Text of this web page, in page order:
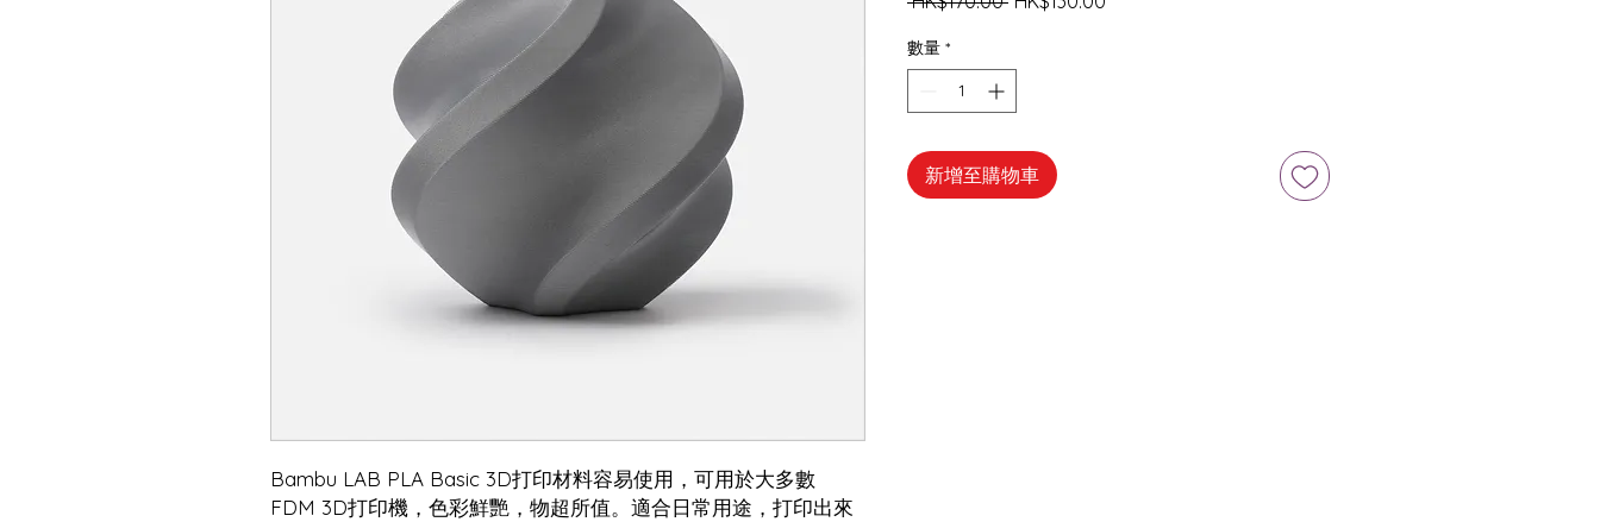
Bambu LAB PLA Basic 3D打印材料容易使用，可用於大多數
FDM 3D打印機，色彩鮮艷，物超所值。適合日常用途，打印出來
數量 *
新增至購物車